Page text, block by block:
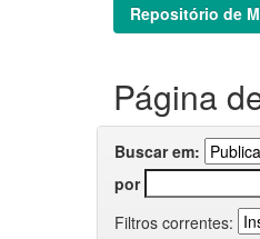
Repositório de
Página
Buscar em:
por
Filtros correntes: